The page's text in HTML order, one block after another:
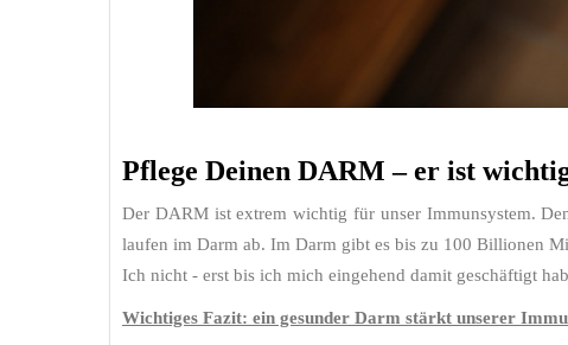
Pflege Deinen DARM – er ist
Der DARM ist extrem wichtig für unser Immunsystem.
laufen im Darm ab. Im Darm gibt es bis zu 100 Billionen
Ich nicht - erst bis ich mich eingehend damit geschäftigt
Wichtiges Fazit: ein gesunder Darm stärkt unserer